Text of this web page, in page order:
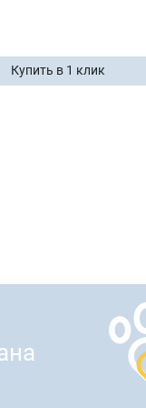
Купить в 1 клик